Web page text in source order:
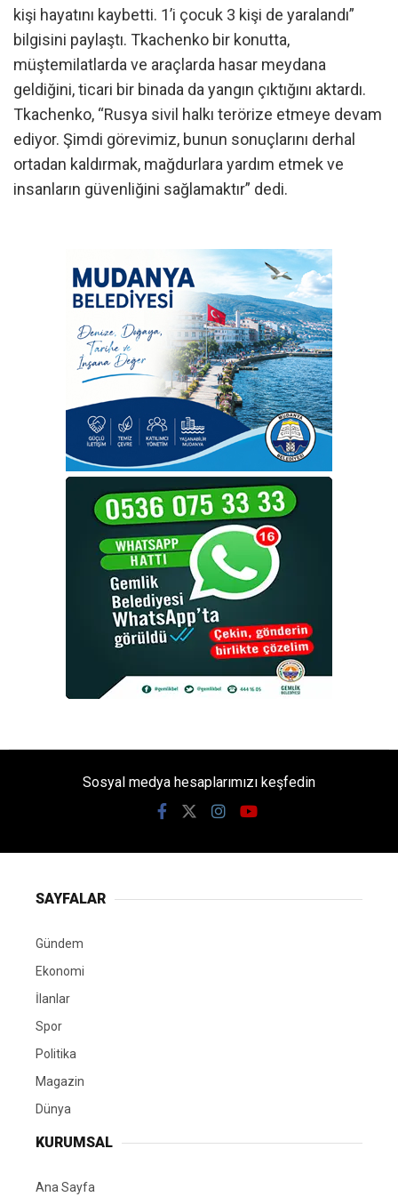
kişi hayatını kaybetti. 1’i çocuk 3 kişi de yaralandı”
bilgisini paylaştı. Tkachenko bir konutta,
müştemilatlarda ve araçlarda hasar meydana
geldiğini, ticari bir binada da yangın çıktığını aktardı.
Tkachenko, “Rusya sivil halkı terörize etmeye devam
ediyor. Şimdi görevimiz, bunun sonuçlarını derhal
ortadan kaldırmak, mağdurlara yardım etmek ve
insanların güvenliğini sağlamaktır” dedi.
Sosyal medya hesaplarımızı keşfedin
SAYFALAR
Gündem
Ekonomi
İlanlar
Spor
Politika
Magazin
Dünya
KURUMSAL
Ana Sayfa